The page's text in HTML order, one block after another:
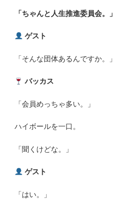
「ちゃんと人生推進委員会。」
ゲスト
「そんな団体あるんですか。」
バッカス
「会員めっちゃ多い。」
ハイボールを一口。
「聞くけどな。」
ゲスト
「はい。」